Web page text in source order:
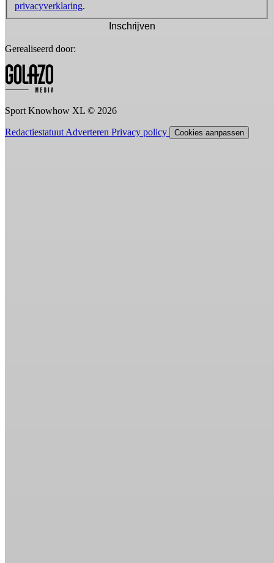
privacyverklaring.
Inschrijven
Gerealiseerd door:
Sport Knowhow XL © 2026
Redactiestatuut Adverteren Privacy policy Cookies aanpassen